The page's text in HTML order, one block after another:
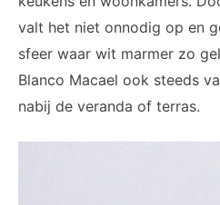
valt het niet onnodig op en
sfeer waar wit marmer zo
Blanco Macael ook steeds
nabij de veranda of terras.